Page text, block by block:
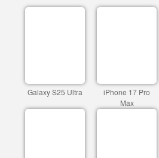
Galaxy S25 Ultra
iPhone 17 Pro
Max